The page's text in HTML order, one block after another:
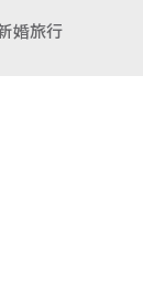
婚旅行